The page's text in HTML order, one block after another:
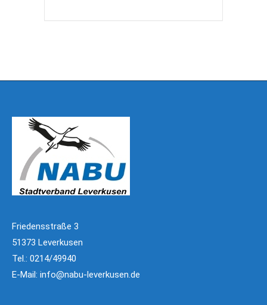
Friedensstraße 3
51373 Leverkusen
Tel.: 0214/49940
E-Mail: info@nabu-leverkusen.de